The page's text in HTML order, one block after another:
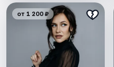
от 1 200 ₽